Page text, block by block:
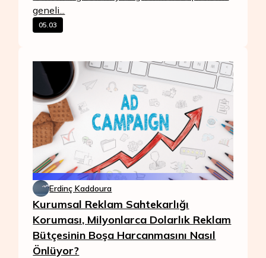
geneli...
05.03
Erdinç Kaddoura
Kurumsal Reklam Sahtekarlığı
Koruması, Milyonlarca Dolarlık Reklam
Bütçesinin Boşa Harcanmasını Nasıl
Önlüyor?